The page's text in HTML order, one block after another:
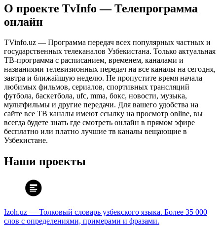
О проекте TvInfo — Телепрограмма
онлайн
TVinfo.uz — Программа передач всех популярных частных и
государственных телеканалов Узбекистана. Только актуальная
ТВ-программа с расписанием, временем, каналами и
названиями телевизионных передач на все каналы на сегодня,
завтра и ближайшую неделю. Не пропустите время начала
любимых фильмов, сериалов, спортивных трансляций
футбола, баскетбола, ufc, mma, бокс, новости, музыка,
мультфильмы и другие передачи. Для вашего удобства на
сайте все ТВ каналы имеют ссылку на просмотр online, вы
всегда будете знать где смотреть онлайн в прямом эфире
бесплатно или платно лучшие тв каналы вещающие в
Узбекистане.
Наши проекты
Izoh.uz — Толковый словарь узбекского языка. Более 35 000
слов с определениями, примерами и фразами.